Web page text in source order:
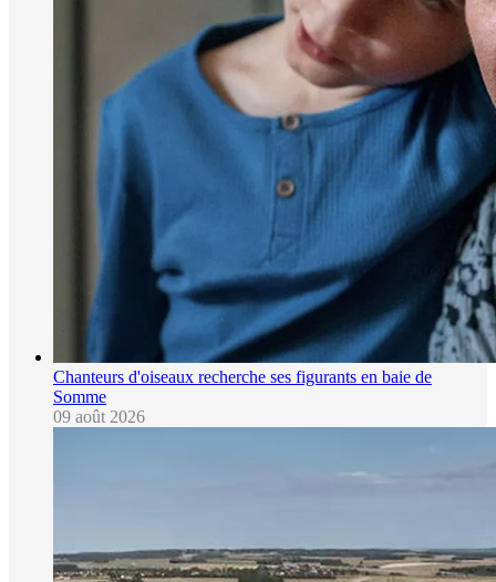
Chanteurs d'oiseaux recherche ses figurants en baie de
Somme
09 août 2026